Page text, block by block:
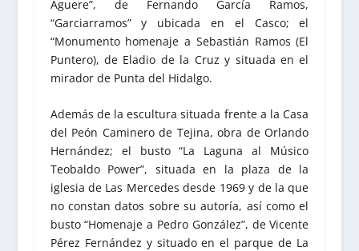
Aguere”, de Fernando García Ramos,
“Garciarramos” y ubicada en el Casco; el
“Monumento homenaje a Sebastián Ramos (El
Puntero), de Eladio de la Cruz y situada en el
mirador de Punta del Hidalgo.
Además de la escultura situada frente a la Casa
del Peón Caminero de Tejina, obra de Orlando
Hernández; el busto “La Laguna al Músico
Teobaldo Power”, situada en la plaza de la
iglesia de Las Mercedes desde 1969 y de la que
no constan datos sobre su autoría, así como el
busto “Homenaje a Pedro González”, de Vicente
Pérez Fernández y situado en el parque de La